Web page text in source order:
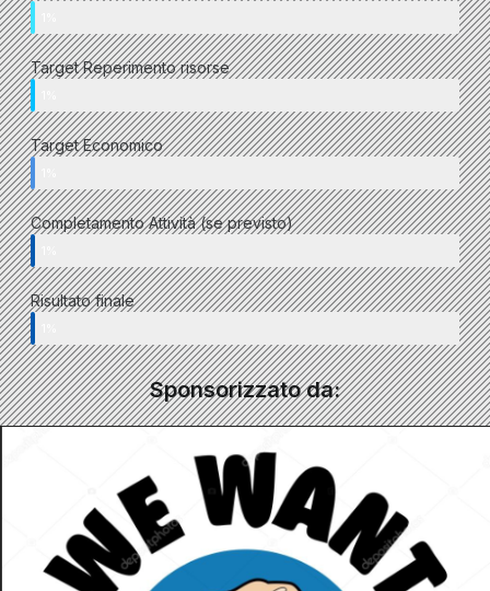
Target Reperimento risorse
Target Economico
Completamento Attività (se previsto)
Risultato finale
Sponsorizzato da: